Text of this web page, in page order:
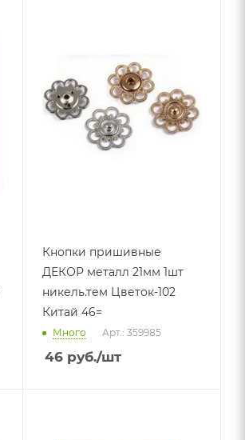
Кнопки пришивные
ДЕКОР металл 21мм 1шт
никель.тем Цветок-102
Китай 46=
Много Арт.: 359985
46руб./шт